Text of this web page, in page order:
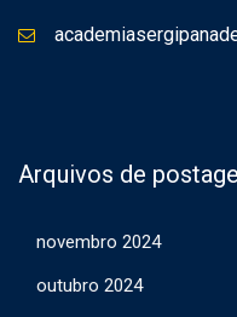
Arquivos de
novembro 2024
outubro 2024